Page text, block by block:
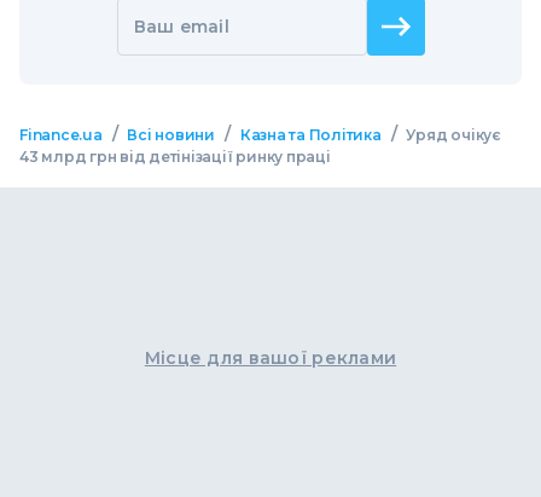
Ваш email
Finance.ua / Всі новини / Казна та Політика / Уряд очікує
43 млрд грн від детінізації ринку праці
Місце для вашої реклами